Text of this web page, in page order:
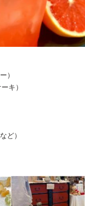
）
キ）
ど）